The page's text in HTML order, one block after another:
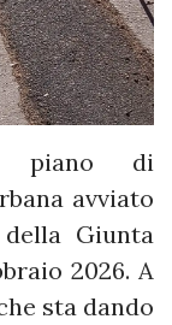
piano di
avviato
Giunta
2026. A
sta dando